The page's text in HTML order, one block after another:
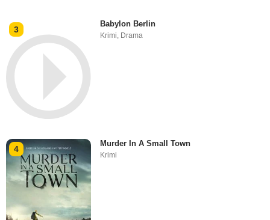
3
Babylon Berlin
Krimi, Drama
4
Murder In A Small Town
Krimi